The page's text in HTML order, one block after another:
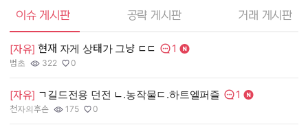
엘소드 커뮤니티
이슈 게시판 공략 게시판 거래 게시판
[자유] 현재 자게 상태가 그냥 ㄷㄷ 댓글수:
1
작성자:
범초
조회수:
322
추천수:
0
[자유] ㄱ길드전용 던전 ㄴ.농작물ㄷ.하트엘퍼즐 댓글수:
1
작성자:
천자의후손
조회수:
175
추천수:
0